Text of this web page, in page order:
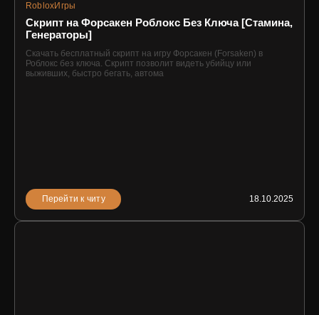
RobloxИгры
Скрипт на Форсакен Роблокс Без Ключа [Стамина,
Генераторы]
Скачать бесплатный скрипт на игру Форсакен (Forsaken) в
Роблокс без ключа. Скрипт позволит видеть убийцу или
выживших, быстро бегать, автома
Перейти к читу 18.10.2025